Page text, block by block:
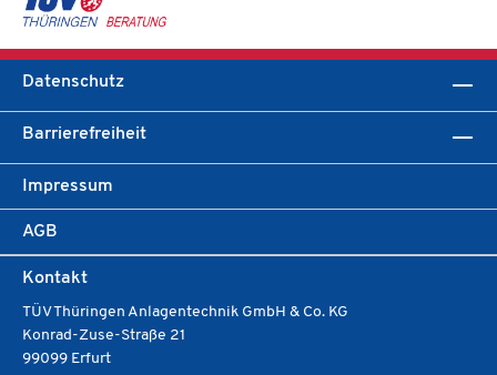
Datenschutz
Barrierefreiheit
Impressum
AGB
Kontakt
TÜV Thüringen Anlagentechnik GmbH & Co. KG
Konrad-Zuse-Straße 21
99099 Erfurt